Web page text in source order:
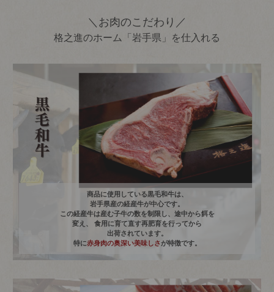
＼お肉のこだわり／
格之進のホーム「岩手県」を仕入れる
商品に使用している黒毛和牛は、
岩手県産の経産牛が中心です。
この経産牛は産む子牛の数を制限し、途中から餌を
変え、 食用に育て直す再肥育を行ってから
出荷されています。
特に赤身肉の奥深い美味しさが特徴です。